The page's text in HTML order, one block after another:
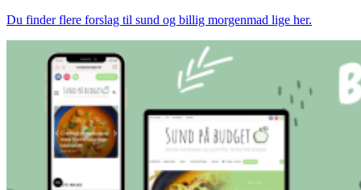
Du finder flere forslag til sund og billig morgenmad lige her.